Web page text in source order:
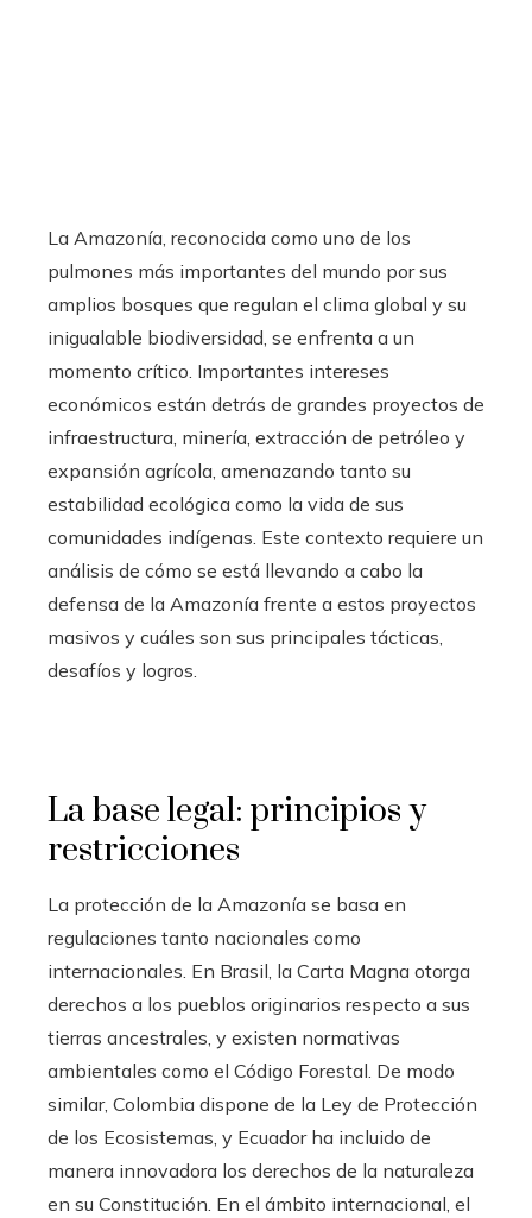
La Amazonía, reconocida como uno de los
pulmones más importantes del mundo por sus
amplios bosques que regulan el clima global y su
inigualable biodiversidad, se enfrenta a un
momento crítico. Importantes intereses
económicos están detrás de grandes proyectos de
infraestructura, minería, extracción de petróleo y
expansión agrícola, amenazando tanto su
estabilidad ecológica como la vida de sus
comunidades indígenas. Este contexto requiere un
análisis de cómo se está llevando a cabo la
defensa de la Amazonía frente a estos proyectos
masivos y cuáles son sus principales tácticas,
desafíos y logros.
La base legal: principios y
restricciones
La protección de la Amazonía se basa en
regulaciones tanto nacionales como
internacionales. En Brasil, la Carta Magna otorga
derechos a los pueblos originarios respecto a sus
tierras ancestrales, y existen normativas
ambientales como el Código Forestal. De modo
similar, Colombia dispone de la Ley de Protección
de los Ecosistemas, y Ecuador ha incluido de
manera innovadora los derechos de la naturaleza
en su Constitución. En el ámbito internacional, el